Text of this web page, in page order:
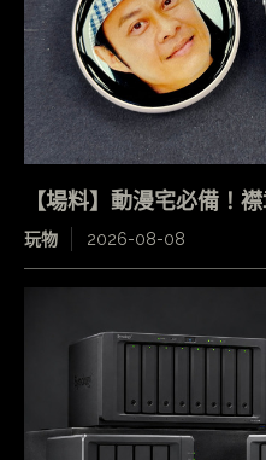
【場料】動漫宅必備！
玩物 2026-08-08